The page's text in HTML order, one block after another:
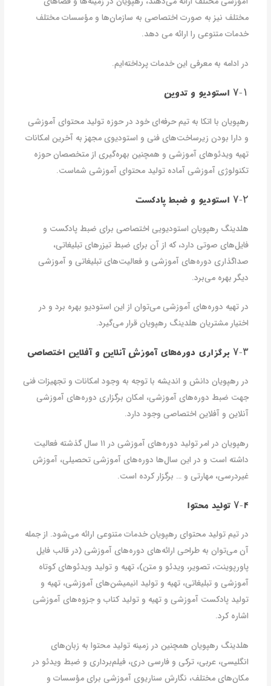
مختلف نیز به صورت اختصاصی به سازمان‌ها و مؤسسات مختلف
خدمات متنوعی را ارائه می دهد.
در ادامه به معرفی این خدمات پرداخته‌ایم.
۷-۱ استودیو و تدوین
رهپویان با اتکا به تیم حرفه‌ای خود در حوزه تولید محتوای آموزشی
و دارا بودن زیرساخت‌های فنی و استودیوی مجهز به آخرین امکانات
تهیه ویدئوهای آموزشی و همچنین بهره‌گیری از متخصصان حوزه
تکنولوژی آموزشی آماده تولید محتوای آموزشی شماست.
۷-۲ استودیو و ضبط پادکست
هلدینگ رهپویان استودیویی اختصاصی برای ضبط پادکست و
فایل‌های صوتی دارد، که از آن برای ضبط تیزرهای تبلیغاتی،
صداگذاری دوره‌های آموزشی و فعالیت‌های تبلیغاتی و آموزشی
دیگر بهره می‌برد.
در تهیه دوره‌های آموزشی می‌توان از این استودیو بهره برد و در
اختیار مشتریان هلدینگ رهپویان قرار می‌گیرد.
۷-۳ برگزاری دوره‌های آموزش آنلاین و آفلاین اختصاصی
در رهپویان دانش و اندیشه با توجه به وجود امکانات و تجهیزات فنی
جهت ضبط دوره‌های آموزشی، امکان برگزاری دوره‌های آموزشی
آنلاین و آفلاین اختصاصی وجود دارد.
رهپویان در امر تولید دوره‌های آموزشی در ۱۱ سال گذشته فعالیت
داشته است و در این سال‌ها دوره‌های آموزشی تحصیلی، آموزش
غیردرسی، مهارتی و … برگزار کرده است.
۷-۴ تولید محتوا
در تیم تولید محتوای رهپویان خدمات متنوعی ارائه می‌شود. از جمله
آن می‌توان به طراحی ارائه‌های دوره‌های آموزشی (در قالب فایل
پاورپوینت، تصویر، ویدئو و متن)، تهیه و تولید ویدئوهای کوتاه
آموزشی و تبلیغاتی، تهیه و تولید انیمیشن‌های آموزشی، تهیه و
تولید پادکست آموزشی و تهیه و تولید کتاب و جزوه‌های آموزشی
اشاره کرد.
هلدینگ رهپویان همچنین در زمینه تولید محتوا به زبان‌های
انگلیسی، عربی، ترکی و فارسی دری، فیلم‌برداری و ضبط ویدئو در
مکان‌های مختلف، نگارش سناریوی آموزشی برای مؤسسات و